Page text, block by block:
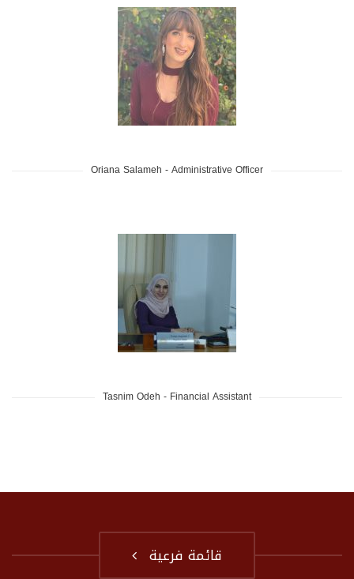
Oriana Salameh - Administrative Officer
Tasnim Odeh - Financial Assistant
قائمة فرعية